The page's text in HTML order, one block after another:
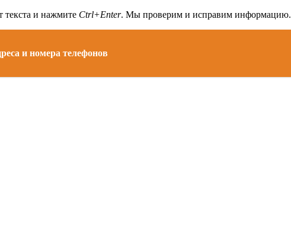
и нажмите Ctrl+Enter. Мы проверим и исправим информацию.
и номера телефонов